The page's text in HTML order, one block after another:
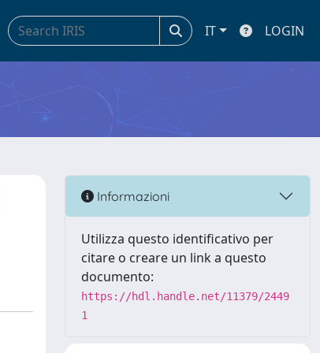
IT LOGIN
Informazioni
Utilizza questo identificativo per
citare o creare un link a questo
documento:
https://hdl.handle.net/11379/2449
1